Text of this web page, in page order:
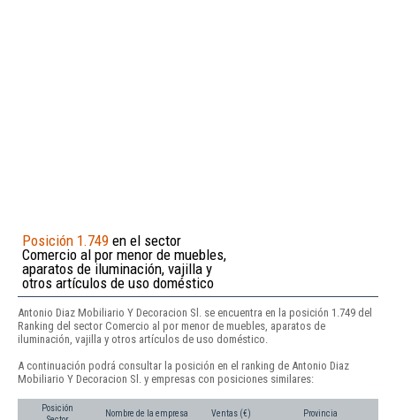
Posición 1.749 en el sector
Comercio al por menor de muebles,
aparatos de iluminación, vajilla y
otros artículos de uso doméstico
Antonio Diaz Mobiliario Y Decoracion Sl. se encuentra en la posición 1.749 del
Ranking del sector Comercio al por menor de muebles, aparatos de
iluminación, vajilla y otros artículos de uso doméstico.
A continuación podrá consultar la posición en el ranking de Antonio Diaz
Mobiliario Y Decoracion Sl. y empresas con posiciones similares:
Posición
Nombre de la empresa Ventas (€) Provincia